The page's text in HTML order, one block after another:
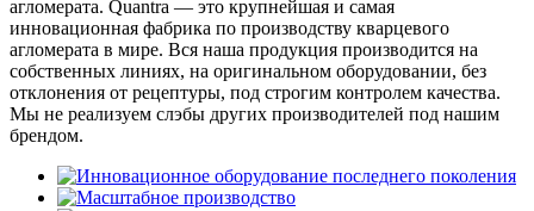
агломерата. Quantra — это крупнейшая и самая
инновационная фабрика по производству кварцевого
агломерата в мире. Вся наша продукция производится на
собственных линиях, на оригинальном оборудовании, без
отклонения от рецептуры, под строгим контролем качества.
Мы не реализуем слэбы других производителей под нашим
брендом.